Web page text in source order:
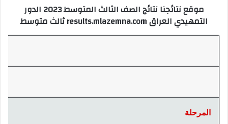
موقع نتائجنا نتائج الصف الثالث المتوسط 2023 الدور
التمهيدي العراق results.mlazemna.com ثالث متوسط
المرحلة